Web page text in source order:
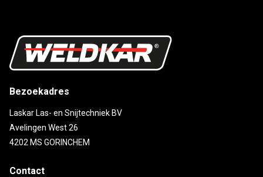
Bezoekadres
Laskar Las- en Snijtechniek BV
Avelingen West 26
4202 MS GORINCHEM
Contact